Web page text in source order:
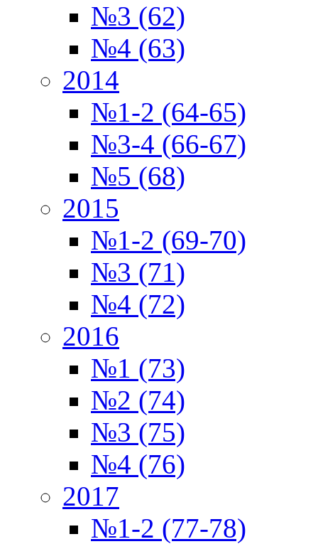
№3 (62)
№4 (63)
2014
№1-2 (64-65)
№3-4 (66-67)
№5 (68)
2015
№1-2 (69-70)
№3 (71)
№4 (72)
2016
№1 (73)
№2 (74)
№3 (75)
№4 (76)
2017
№1-2 (77-78)